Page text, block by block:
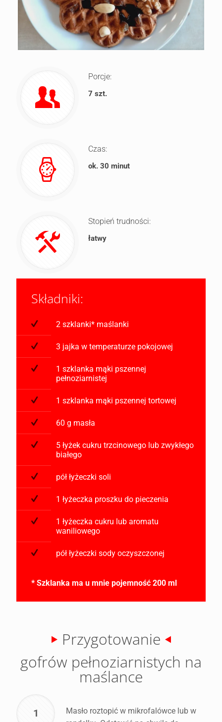
Porcje:
7 szt.
Czas:
ok. 30 minut
Stopień trudności:
łatwy
Składniki:
2 szklanki* maślanki
3 jajka w temperaturze pokojowej
1 szklanka mąki pszennej
pełnoziarnistej
1 szklanka mąki pszennej tortowej
60 g masła
5 łyżek cukru trzcinowego lub zwykłego
białego
pół łyżeczki soli
1 łyżeczka proszku do pieczenia
1 łyżeczka cukru lub aromatu
waniliowego
pół łyżeczki sody oczyszczonej
* Szklanka ma u mnie pojemność 200 ml
Przygotowanie
gofrów pełnoziarnistych na
maślance
1
Masło roztopić w mikrofalówce lub w